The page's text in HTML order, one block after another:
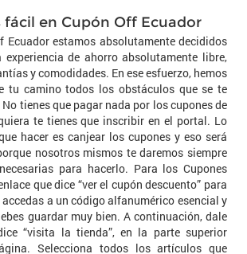
fácil en Cupón Off Ecuador
Ecuador estamos absolutamente decididos
de ahorro absolutamente libre,
y comodidades. En ese esfuerzo, hemos
tu camino todos los obstáculos que se te
tienes que pagar nada por los cupones de
te tienes que inscribir en el portal. Lo
hacer es canjear los cupones y eso será
nosotros mismos te daremos siempre
para hacerlo. Para los Cupones
que dice “ver el cupón descuento” para
a un código alfanumérico esencial y
guardar muy bien. A continuación, dale
“visita la tienda”, en la parte superior
Selecciona todos los artículos que